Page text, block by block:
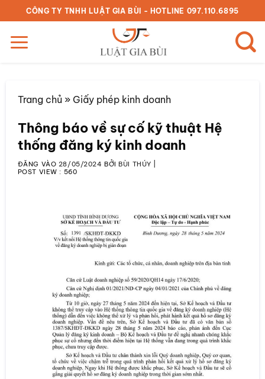
qua
nội
dung
CÔNG TY TNHH LUẬT GIA BÙI - HOTLINE 097.110.6895
Trang chủ» Giấy phép kinh doanh
Thông báo về sự cố kỹ thuật Hệ
thống đăng ký kinh doanh
ĐĂNG VÀO 28/05/2024 BỞIBÙI THÚY
POST VIEW : 560